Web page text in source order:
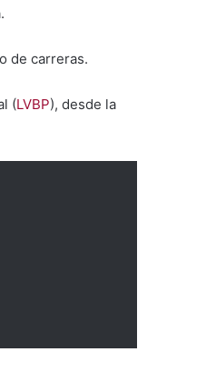
de carreras.
(LVBP), desde la